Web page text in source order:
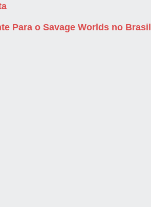
Para o Savage Worlds no Brasil